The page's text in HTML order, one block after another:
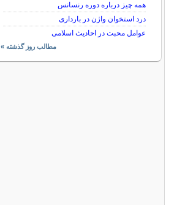
همه چیز درباره دوره رنسانس
درد استخوان واژن در بارداری
عوامل محبت در احادیث اسلامى
مطالب روز گذشته »